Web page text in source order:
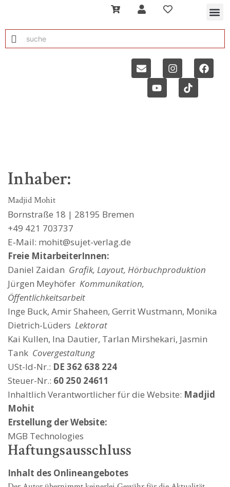
Inhaber:
Madjid Mohit
Bornstraße 18 | 28195 Bremen
+49 421 703737
E‑Mail: mohit@sujet-verlag.de
Freie MitarbeiterInnen:
Daniel Zaidan Grafik, Layout, Hörbuchproduktion
Jürgen Meyhöfer Kommunikation,
Öffentlichkeitsarbeit
Inge Buck, Amir Shaheen, Gerrit Wustmann, Monika
Dietrich-Lüders Lektorat
Kai Kullen, Ina Dautier, Tarlan Mirshekari, Jasmin
Tank Covergestaltung
USt-Id-Nr.: DE 362 638 224
Steuer-Nr.: 60 250 24611
Inhaltlich Verantwortlicher für die Website: Madjid
Mohit
Erstellung der Website:
MGB Technologies
Haftungsausschluss
Inhalt des Onlineangebotes